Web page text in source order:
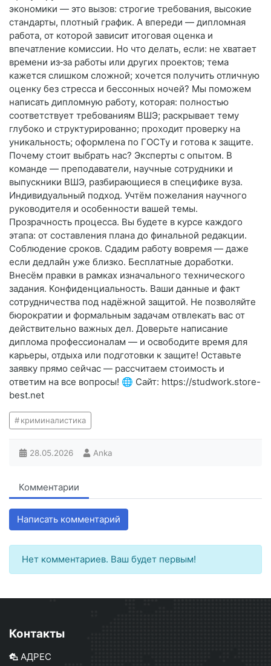
экономики — это вызов: строгие требования, высокие
стандарты, плотный график. А впереди — дипломная
работа, от которой зависит итоговая оценка и
впечатление комиссии. Но что делать, если: не хватает
времени из‑за работы или других проектов; тема
кажется слишком сложной; хочется получить отличную
оценку без стресса и бессонных ночей? Мы поможем
написать дипломную работу, которая: полностью
соответствует требованиям ВШЭ; раскрывает тему
глубоко и структурированно; проходит проверку на
уникальность; оформлена по ГОСТу и готова к защите.
Почему стоит выбрать нас? Эксперты с опытом. В
команде — преподаватели, научные сотрудники и
выпускники ВШЭ, разбирающиеся в специфике вуза.
Индивидуальный подход. Учтём пожелания научного
руководителя и особенности вашей темы.
Прозрачность процесса. Вы будете в курсе каждого
этапа: от составления плана до финальной редакции.
Соблюдение сроков. Сдадим работу вовремя — даже
если дедлайн уже близко. Бесплатные доработки.
Внесём правки в рамках изначального технического
задания. Конфиденциальность. Ваши данные и факт
сотрудничества под надёжной защитой. Не позволяйте
бюрократии и формальным задачам отвлекать вас от
действительно важных дел. Доверьте написание
диплома профессионалам — и освободите время для
карьеры, отдыха или подготовки к защите! Оставьте
заявку прямо сейчас — рассчитаем стоимость и
ответим на все вопросы! 🌐 Сайт: https://studwork.store-
best.net
криминалистика
28.05.2026 Anka
Комментарии
Написать комментарий
Нет комментариев. Ваш будет первым!
Контакты
АДРЕС